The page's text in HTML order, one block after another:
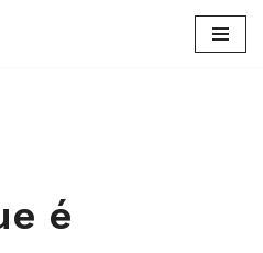
é